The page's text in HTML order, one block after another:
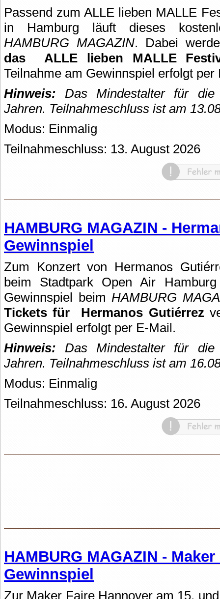
Passend zum ALLE lieben MALLE
in Hamburg läuft dieses
HAMBURG MAGAZIN. Dabei
das
ALLE lieben MALLE
Teilnahme am Gewinnspiel erfolgt per
Hinweis: Das Mindestalter für
Jahren. Teilnahmeschluss ist am
Modus: Einmalig
Teilnahmeschluss: 13. August 2026
HAMBURG MAGAZIN -
Gewinnspiel
Zum Konzert von Hermanos
beim Stadtpark Open Air
Gewinnspiel beimHAMBURG
Tickets für
Hermanos Gutiérrez
Gewinnspiel erfolgt per E-Mail.
Hinweis: Das Mindestalter für
Jahren. Teilnahmeschluss ist am
Modus: Einmalig
Teilnahmeschluss: 16. August 2026
HAMBURG MAGAZIN -
Gewinnspiel
Zur Maker Faire Hannover am 15.